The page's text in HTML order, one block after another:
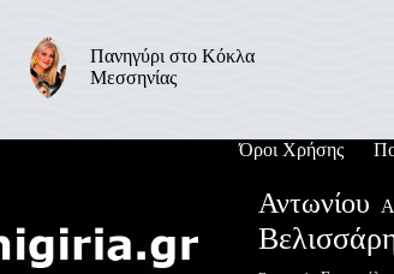
Πανηγύρι στο Κόκλα
Μεσσηνίας
Όροι Χρήσης
Αντωνίου